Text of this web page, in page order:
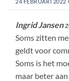
24 FEBRUARI 2022
Ingrid Jansen
Soms zitten
geldt voor
Soms is het
maar beter